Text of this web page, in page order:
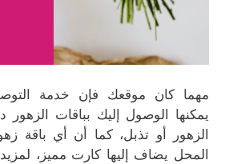
مهما كان موقعك فإن خدمة
يمكنها الوصول إليك بباقات
الزهور أو تذبل، كما أن أي باقة
المحل يضاف إليها كارت مميز،